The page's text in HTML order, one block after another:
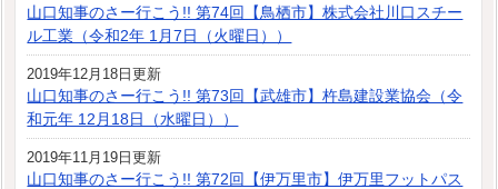
山口知事のさー行こう!! 第74回【鳥栖市】株式会社川口スチー
ル工業（令和2年 1月7日（火曜日））
2019年12月18日更新
山口知事のさー行こう!! 第73回【武雄市】杵島建設業協会（令
和元年 12月18日（水曜日））
2019年11月19日更新
山口知事のさー行こう!! 第72回【伊万里市】伊万里フットパス